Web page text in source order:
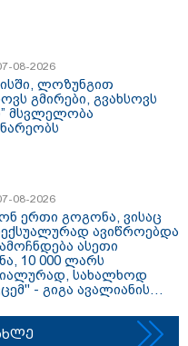
08-2026
ლოზუნგით
გმირები, გვახსოვს
მსვლელობა
08-2026
ერთი გოგონა, ვისაც
ავიწროებდა
ასეთი
10 000 ლარს
სახალხოდ
- გიგა ავალიანის